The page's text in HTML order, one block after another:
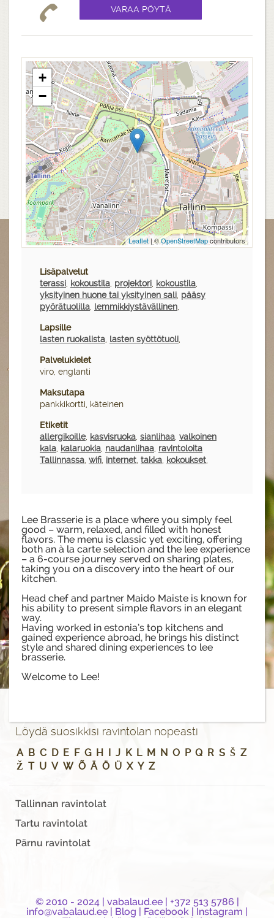
+
−
Leaflet | ©OpenStreetMapcontributors
Lisäpalvelut
terassi, kokoustila, projektori, kokoustila,
yksityinen huone tai yksityinen sali, pääsy
pyörätuolilla, lemmikkiystävällinen,
Lapsille
lasten ruokalista, lasten syöttötuoli,
Palvelukielet
viro, englanti
Maksutapa
pankkikortti, käteinen
Etiketit
allergikoille, kasvisruoka, sianlihaa, valkoinen
kala, kalaruokia, naudanlihaa, ravintoloita
Tallinnassa, wifi, internet, takka, kokoukset,
Lee Brasserie is a place where you simply feel
good – warm, relaxed, and filled with honest
flavors. The menu is classic yet exciting, offering
both an à la carte selection and the lee experience
– a 6-course journey served on sharing plates,
taking you on a discovery into the heart of our
kitchen.
Head chef and partner Maido Maiste is known for
his ability to present simple flavors in an elegant
way.
Having worked in estonia’s top kitchens and
gained experience abroad, he brings his distinct
style and shared dining experiences to lee
brasserie.
Welcome to Lee!
Löydä suosikkisi ravintolan nopeasti
A B C D E F G H J K L M N O P Q R S Š Z
Ž T U V W Õ Ä Ö Ü X Y Z
Tallinnan ravintolat
Tartu ravintolat
Pärnu ravintolat
© 2010 - 2024 | vabalaud.ee| +372 513 5786 |
info@vabalaud.ee
Blog Facebook Instagram